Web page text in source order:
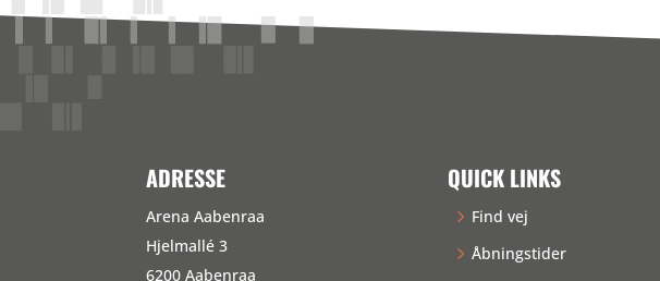
ADRESSE
Arena Aabenraa
Hjelmallé 3
6200 Aabenraa
QUICK LINKS
Find vej
Åbningstider